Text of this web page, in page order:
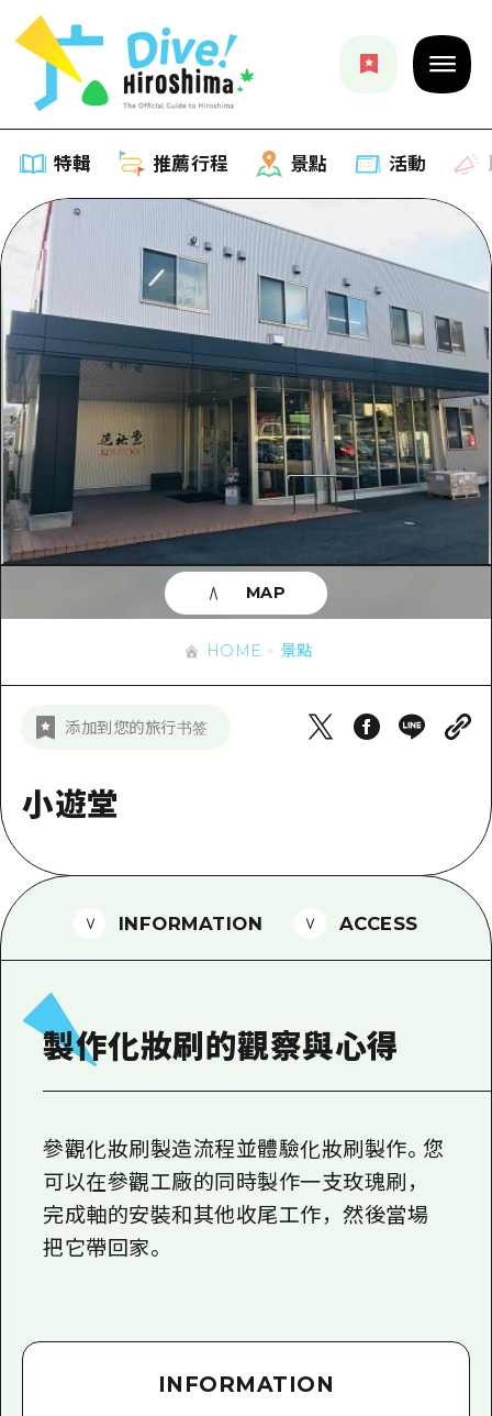
特輯 推薦行程 景點 活動
特輯
列表
推薦
藝術
活動·廟會
美食·酒水
騎自行車
購物
運動
夜晚生活
治癒
自然
推薦行程
列表
Dive! Hiroshima 官方向導
廣島隨意旅行
廣島市內
安芸
答對了
宮島周邊
景點
列表
廣島市內
安芸
答對了
美北
東山口
活動
即時訊息
有用的信息
列表
廣島免費 Wi-Fi
廣島視頻
照片下載
災難發生期間的交通資訊
廣島縣觀光宣傳冊
新聞
HOME 景點
添加到您的旅行书签
小遊堂
MAP
INFORMATION ACCESS
製作化妝刷的觀察與心得
參觀化妝刷製造流程並體驗化妝刷製作。您
可以在參觀工廠的同時製作一支玫瑰刷，
完成軸的安裝和其他收尾工作，然後當場
把它帶回家。
INFORMATION